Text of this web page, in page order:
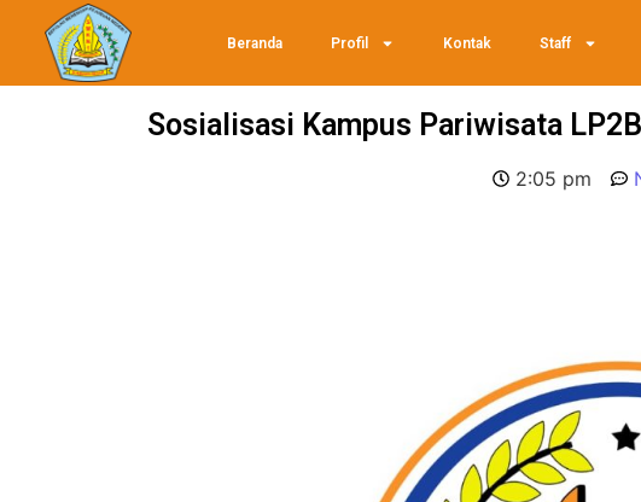
Beranda Profil Kontak Staff
Sosialisasi Kampus Pariwisata
2:05 pm